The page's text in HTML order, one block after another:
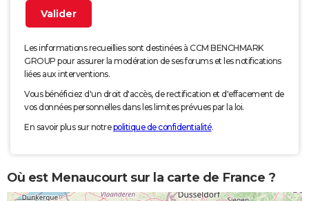
Les informations recueillies sont destinées à CCM BENCHMARK
GROUP pour assurer la modération de ses forums et les notifications
liées aux interventions.
Vous bénéficiez d'un droit d'accès, de rectification et d'effacement de
vos données personnelles dans les limites prévues par la loi.
En savoir plus sur notrepolitique de confidentialité.
Où est Menaucourt sur la carte de France ?